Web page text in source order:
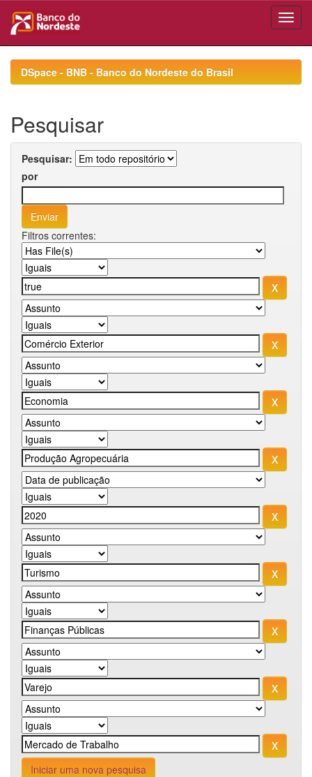
navigationDSpace - BNB - Banco do Nordeste do Brasil
Pesquisar
Pesquisar:
por
Filtros correntes:
Iniciar uma nova pesquisa